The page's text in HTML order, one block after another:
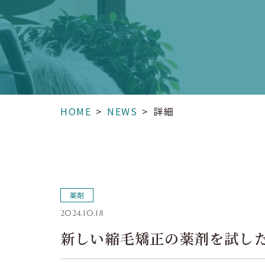
HOME > NEWS > 詳細
薬剤
2024.10.18
新しい縮毛矯正の薬剤を試し